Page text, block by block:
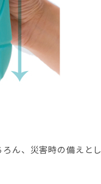
ん、災害時の備えとし